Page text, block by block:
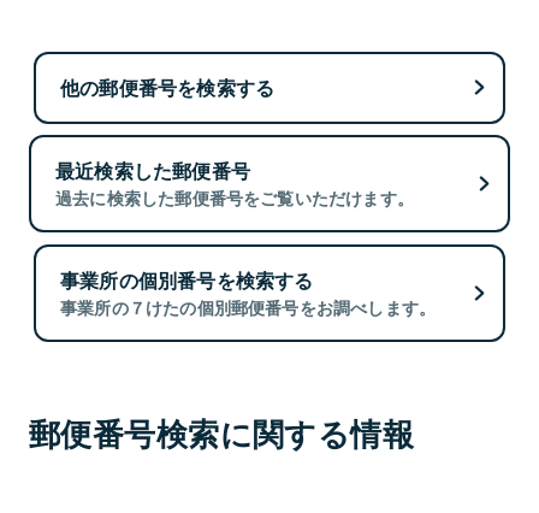
他の郵便番号を検索する
最近検索した郵便番号
過去に検索した郵便番号をご覧いただけます。
事業所の個別番号を検索する
事業所の７けたの個別郵便番号をお調べします。
郵便番号検索に関する情報